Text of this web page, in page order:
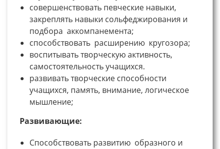
совершенствовать певческие навыки,
закреплять навыки сольфеджирования и
подбора аккомпанемента;
способствовать расширению кругозора;
воспитывать творческую активность,
самостоятельность учащихся.
развивать творческие способности
учащихся, память, внимание, логическое
мышление;
Развивающие:
Способствовать развитию образного и